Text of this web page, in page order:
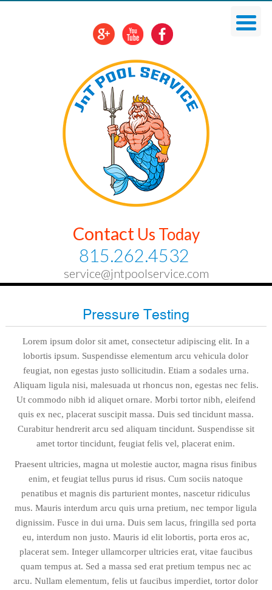
ContactUs Today
815.262.4532
service@jntpoolservice.com
Pressure Testing
Lorem ipsum dolor sit amet, consectetur adipiscing elit. In a
lobortis ipsum. Suspendisse elementum arcu vehicula dolor
feugiat, non egestas justo sollicitudin. Etiam a sodales urna.
Aliquam ligula nisi, malesuada ut rhoncus non, egestas nec felis.
Ut commodo nibh id aliquet ornare. Morbi tortor nibh, eleifend
quis ex nec, placerat suscipit massa. Duis sed tincidunt massa.
Curabitur hendrerit arcu sed aliquam tincidunt. Suspendisse sit
amet tortor tincidunt, feugiat felis vel, placerat enim.
Praesent ultricies, magna ut molestie auctor, magna risus finibus
enim, et feugiat tellus purus id risus. Cum sociis natoque
penatibus et magnis dis parturient montes, nascetur ridiculus
mus. Mauris interdum arcu quis urna pretium, nec tempor ligula
dignissim. Fusce in dui urna. Duis sem lacus, fringilla sed porta
eu, interdum non justo. Mauris id elit lobortis, porta eros ac,
placerat sem. Integer ullamcorper ultricies erat, vitae faucibus
quam tempus at. Sed a massa sed erat pretium tempus nec ac
arcu. Nullam elementum, felis ut faucibus imperdiet, tortor dolor